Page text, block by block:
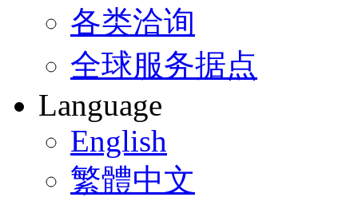
各类洽询
全球服务据点
Language
English
繁體中文